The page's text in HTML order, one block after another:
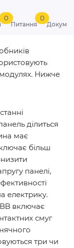
0
Питання
0
модулях. Нижче
ділиться
має
більш
панелі,
електрику.
включає
смуг
три чи